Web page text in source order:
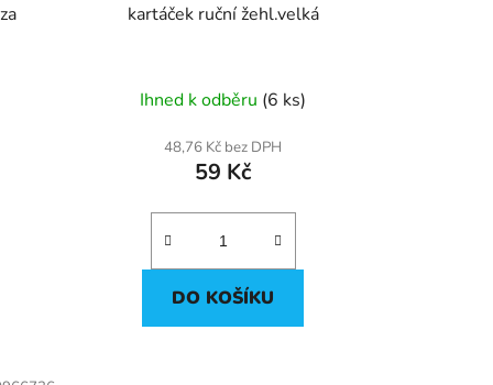
kartáček ruční žehl.velká
Ihned k odběru (6 ks)
48,76 Kč bez DPH
59 Kč
DO KOŠÍKU